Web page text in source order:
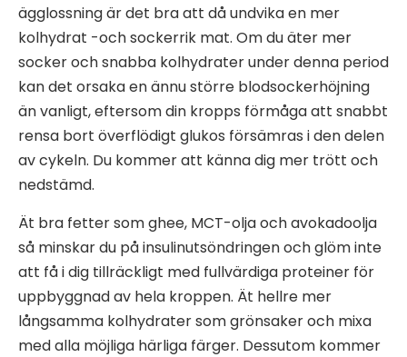
ägglossning är det bra att då undvika en mer
kolhydrat -och sockerrik mat. Om du äter mer
socker och snabba kolhydrater under denna period
kan det orsaka en ännu större blodsockerhöjning
än vanligt, eftersom din kropps förmåga att snabbt
rensa bort överflödigt glukos försämras i den delen
av cykeln. Du kommer att känna dig mer trött och
nedstämd.
Ät bra fetter som ghee, MCT-olja och avokadoolja
så minskar du på insulinutsöndringen och glöm inte
att få i dig tillräckligt med fullvärdiga proteiner för
uppbyggnad av hela kroppen. Ät hellre mer
långsamma kolhydrater som grönsaker och mixa
med alla möjliga härliga färger. Dessutom kommer